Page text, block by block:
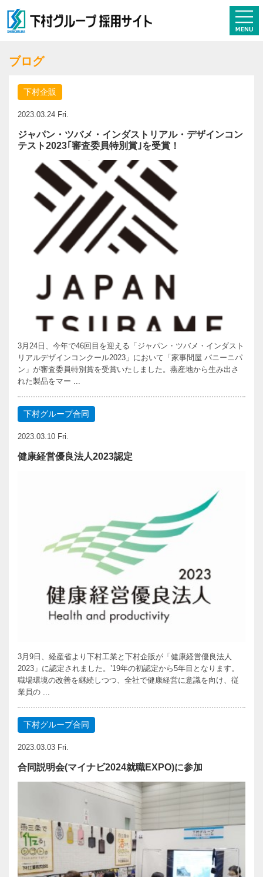
ブログ
下村企販
2023.03.24 Fri.
ジャパン・ツバメ・インダストリアル・デザインコン
テスト2023｢審査委員特別賞｣を受賞！
3月24日、今年で46回目を迎える「ジャパン・ツバメ・インダスト
リアルデザインコンクール2023」において「家事問屋 パニーニパ
ン」が審査委員特別賞を受賞いたしました。燕産地から生み出さ
れた製品をマー ...
下村グループ合同
2023.03.10 Fri.
健康経営優良法人2023認定
3月9日、経産省より下村工業と下村企販が「健康経営優良法人
2023」に認定されました。’19年の初認定から5年目となります。
職場環境の改善を継続しつつ、全社で健康経営に意識を向け、従
業員の ...
下村グループ合同
2023.03.03 Fri.
合同説明会(マイナビ2024就職EXPO)に参加